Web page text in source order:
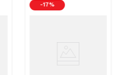
-17 %